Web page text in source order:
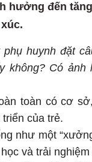
hưởng đến
huynh đặt
không? Có ảnh
toàn có cơ
của trẻ.
như một
và trải